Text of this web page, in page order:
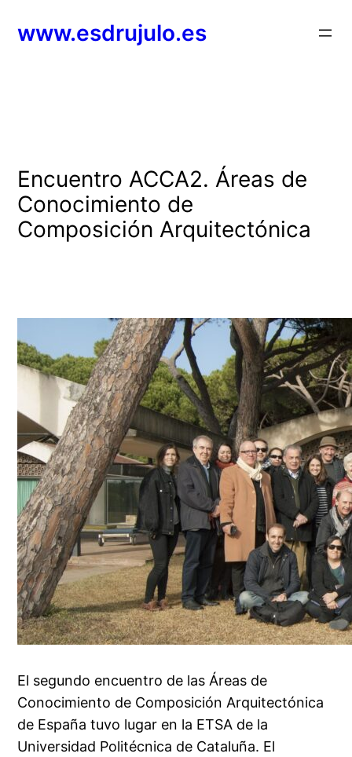
www.esdrujulo.es
Encuentro ACCA2. Áreas de
Conocimiento de
Composición Arquitectónica
El segundo encuentro de las Áreas de
Conocimiento de Composición Arquitectónica
de España tuvo lugar en la ETSA de la
Universidad Politécnica de Cataluña. El